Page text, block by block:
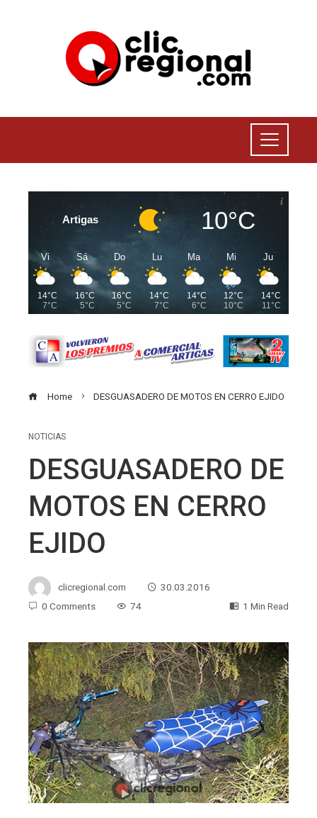
Artigas 10°C
Vi
14°C
7°C
Sá
16°C
5°C
Do
16°C
5°C
Lu
14°C
7°C
Ma
14°C
6°C
Mi
12°C
10°C
Ju
14°C
11°C
Home DESGUASADERO DE MOTOS EN CERRO EJIDO
NOTICIAS
DESGUASADERO DE
MOTOS EN CERRO
EJIDO
clicregional.com
30.03.2016
0 Comments
74 1 Min Read